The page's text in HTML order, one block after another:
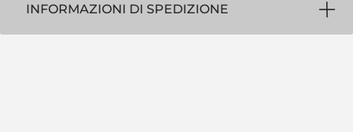
INFORMAZIONI DI SPEDIZIONE